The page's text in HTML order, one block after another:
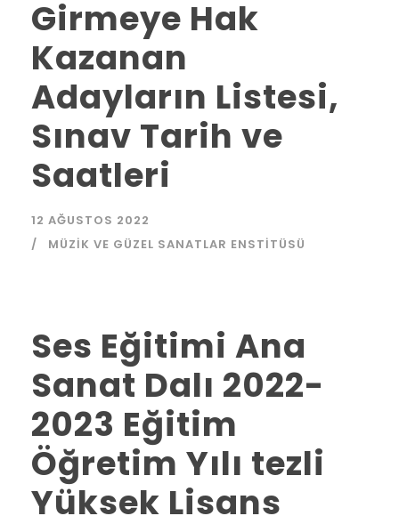
Girmeye Hak
Kazanan
Adayların Listesi,
Sınav Tarih ve
Saatleri
12 AĞUSTOS 2022
MÜZIK VE GÜZEL SANATLAR ENSTITÜSÜ
Ses Eğitimi Ana
Sanat Dalı 2022-
2023 Eğitim
Öğretim Yılı tezli
Yüksek Lisans